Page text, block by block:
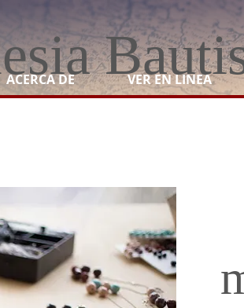
ACERCA DE VER EN LINEA